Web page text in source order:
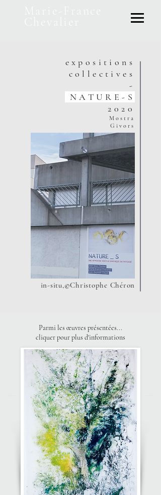
expositions
collectives
-
NATURE-S
2020
Mostra
Givors
in-situ,©Christophe Chéron
Parmi les œuvres présentées...
cliquer pour plus d'informations